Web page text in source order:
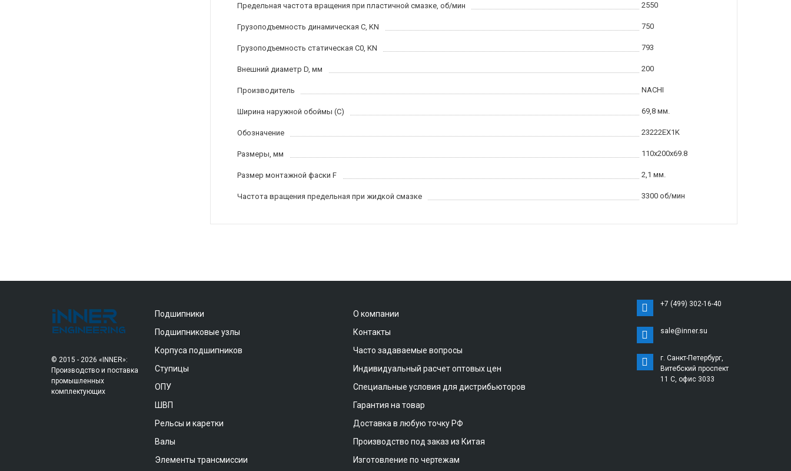
Предельная частота вращения при пластичной смазке, об/мин 2550
Грузоподъемность динамическая C, KN 750
Грузоподъемность статическая C0, KN 793
Внешний диаметр D, мм 200
Производитель NACHI
Ширина наружной обоймы (C) 69,8 мм.
Обозначение 23222EX1K
Размеры, мм 110x200x69.8
Размер монтажной фаски F 2,1 мм.
Частота вращения предельная при жидкой смазке 3300 об/мин
© 2015 - 2026 «INNER»:
Производство и поставка
промышленных
комплектующих
Подшипники
Подшипниковые узлы
Корпуса подшипников
Ступицы
ОПУ
ШВП
Рельсы и каретки
Валы
Элементы трансмиссии
О компании
Контакты
Часто задаваемые вопросы
Индивидуальный расчет оптовых цен
Специальные условия для дистрибьюторов
Гарантия на товар
Доставка в любую точку РФ
Производство под заказ из Китая
Изготовление по чертежам
+7 (499) 302-16-40
sale@inner.su
г. Санкт-Петербург,
Витебский проспект
11 С, офис 3033